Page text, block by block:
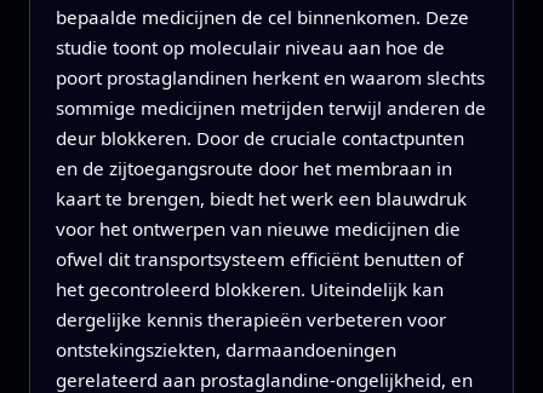
bepaalde medicijnen de cel binnenkomen. Deze
studie toont op moleculair niveau aan hoe de
poort prostaglandinen herkent en waarom slechts
sommige medicijnen metrijden terwijl anderen de
deur blokkeren. Door de cruciale contactpunten
en de zijtoegangsroute door het membraan in
kaart te brengen, biedt het werk een blauwdruk
voor het ontwerpen van nieuwe medicijnen die
ofwel dit transportsysteem efficiënt benutten of
het gecontroleerd blokkeren. Uiteindelijk kan
dergelijke kennis therapieën verbeteren voor
ontstekingsziekten, darmaandoeningen
gerelateerd aan prostaglandine-ongelijkheid, en